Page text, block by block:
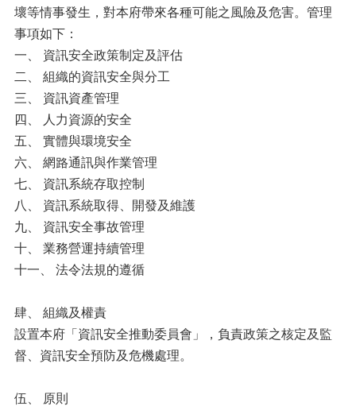
影
音
法
令
規
章
宣
導
文
宣
數
位
習
課
程
連
壞等情事發生，對本府帶來各種可能之風險及危害。管理
事項如下：
一、 資訊安全政策制定及評估
二、 組織的資訊安全與分工
三、 資訊資產管理
四、 人力資源的安全
五、 實體與環境安全
六、 網路通訊與作業管理
七、 資訊系統存取控制
八、 資訊系統取得、開發及維護
九、 資訊安全事故管理
十、 業務營運持續管理
十一、 法令法規的遵循
肆、 組織及權責
設置本府「資訊安全推動委員會」，負責政策之核定及監
督、資訊安全預防及危機處理。
伍、 原則